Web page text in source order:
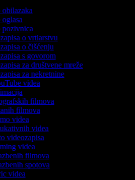
obilazaka
oglasa
pozivnica
o vrtlarstvu
o čišćenju
s govorom
za društvene mreže
za nekretnine
videa
filmova
filmova
videa
videa
videozapisa
videa
filmova
spotova
videa